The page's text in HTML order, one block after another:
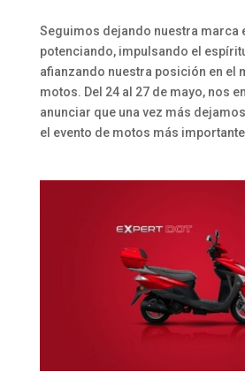
Seguimos dejando nuestra marca
potenciando, impulsando el
afianzando nuestra posición en el
motos. Del 24 al 27 de mayo, nos
anunciar que una vez más
el evento de motos más